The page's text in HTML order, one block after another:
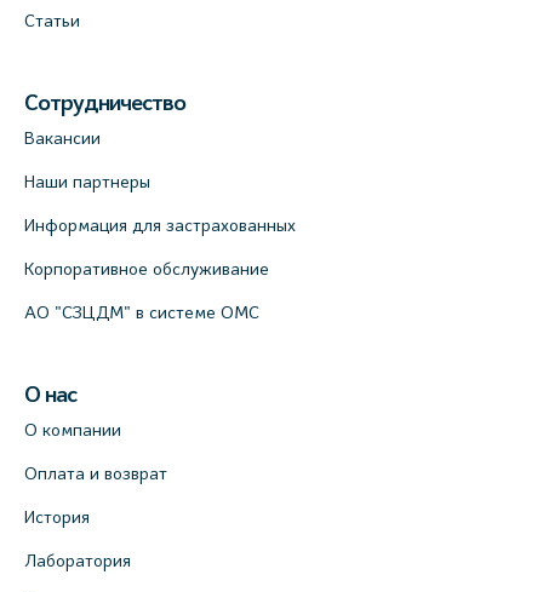
Статьи
Сотрудничество
Вакансии
Наши партнеры
Информация для застрахованных
Корпоративное обслуживание
АО "СЗЦДМ" в системе ОМС
О нас
О компании
Оплата и возврат
История
Лаборатория